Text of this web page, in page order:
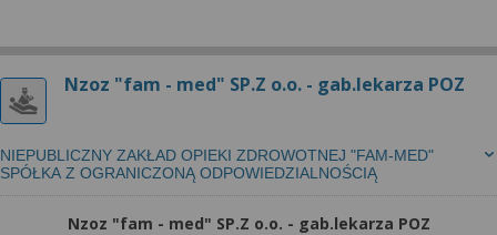
Nzoz "fam - med" SP.Z o.o. - gab.lekarza POZ
NIEPUBLICZNY ZAKŁAD OPIEKI ZDROWOTNEJ "FAM-MED"
SPÓŁKA Z OGRANICZONĄ ODPOWIEDZIALNOŚCIĄ
Nzoz "fam - med" SP.Z o.o. - gab.lekarza POZ